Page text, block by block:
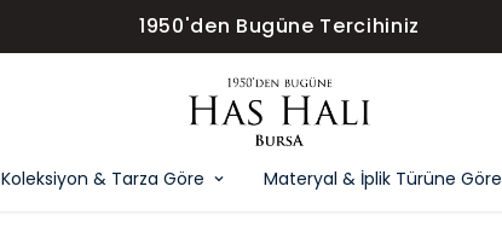
1950'den Bugüne Tercihiniz
Koleksiyon & Tarza Göre Materyal & İplik Türüne Göre